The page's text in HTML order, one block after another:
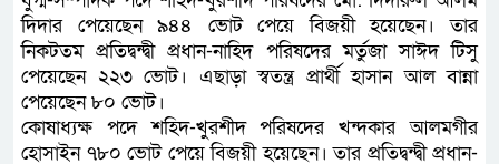
দিদার পেয়েছেন ৯৪৪ ভোট পেয়ে বিজয়ী হয়েছেন। তার
নিকটতম প্রতিদ্বন্দ্বী প্রধান-নাহিদ পরিষদের মর্তুজা সাঈদ টিসু
পেয়েছেন ২২৩ ভোট। এছাড়া স্বতন্ত্র প্রার্থী হাসান আল বান্না
পেয়েছেন ৮০ ভোট।
কোষাধ্যক্ষ পদে শহিদ-খুরশীদ পরিষদের খন্দকার আলমগীর
হোসাইন ৭৮০ ভোট পেয়ে বিজয়ী হয়েছেন। তার প্রতিদ্বন্দ্বী প্রধান-